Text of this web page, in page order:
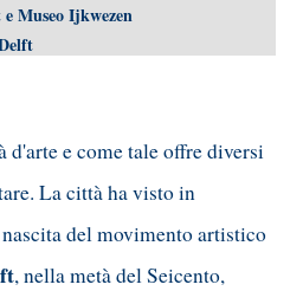
Museo Ijkwezen
d'arte e come tale offre diversi
La città ha visto in
del movimento artistico
, nella metà del Seicento,